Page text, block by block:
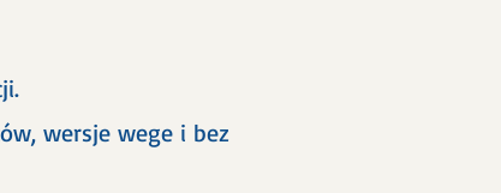
wersje wege i bez